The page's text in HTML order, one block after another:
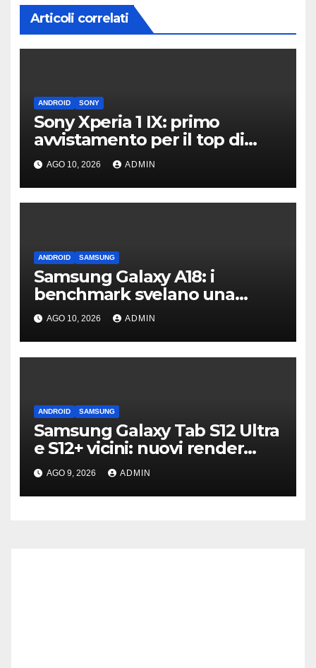
Articoli correlati
ANDROID SONY
Sony Xperia 1 IX: primo
avvistamento per il top di
gamma del 2027
AGO 10, 2026 ADMIN
ANDROID SAMSUNG
Samsung Galaxy A18: i
benchmark svelano una
scheda tecnica senza
sorprese
AGO 10, 2026 ADMIN
ANDROID SAMSUNG
Samsung Galaxy Tab S12 Ultra
e S12+ vicini: nuovi render
confermano il design
AGO 9, 2026 ADMIN